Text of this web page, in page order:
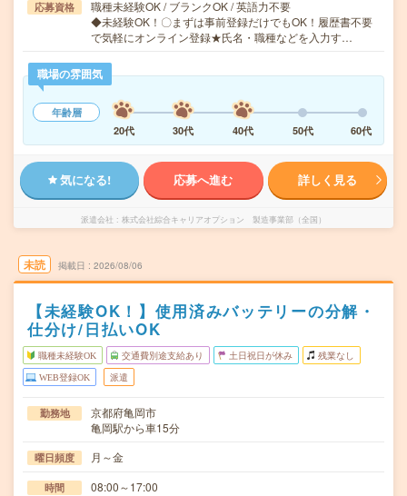
応募資格
職種未経験OK / ブランクOK / 英語力不要
◆未経験OK！〇まずは事前登録だけでもOK！履歴書不要
で気軽にオンライン登録★氏名・職種などを入力す…
職場の雰囲気
年齢層
20代
30代 40代 50代 60代
気になる! 応募へ進む 詳しく見る
派遣会社 株式会社綜合キャリアオプション 製造事業部（全国）
未読 掲載日 2026/08/06
【未経験OK！】使用済みバッテリーの分解・
仕分け/日払いOK
職種未経験OK 交通費別途支給あり 土日祝日が休み 残業なし
WEB登録OK 派遣
勤務地
京都府亀岡市
亀岡駅から車15分
曜日頻度 月～金
時間 08:00～17:00